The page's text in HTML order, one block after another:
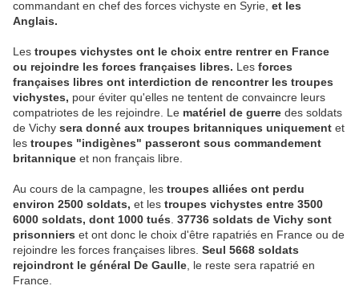
commandant en chef des forces vichyste en Syrie, et les
Anglais.
Les troupes vichystes ont le choix entre rentrer en France
ou rejoindre les forces françaises libres. Les forces
françaises libres ont interdiction de rencontrer les troupes
vichystes, pour éviter qu'elles ne tentent de convaincre leurs
compatriotes de les rejoindre. Le matériel de guerre des soldats
de Vichy sera donné aux troupes britanniques uniquement et
les troupes "indigènes" passeront sous commandement
britannique et non français libre.
Au cours de la campagne, les troupes alliées ont perdu
environ 2500 soldats, et les troupes vichystes entre 3500
6000 soldats, dont 1000 tués 37736 soldats de Vichy sont
prisonniers et ont donc le choix d'être rapatriés en France ou de
rejoindre les forces françaises libres. Seul 5668 soldats
rejoindront le général De Gaulle , le reste sera rapatrié en
France.